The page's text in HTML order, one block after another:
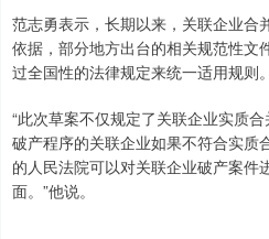
范志勇表示，长期以来，关联企业合
依据，部分地方出台的相关规范性文
过全国性的法律规定来统一适用规则。
“此次草案不仅规定了关联企业实质
破产程序的关联企业如果不符合实质
的人民法院可以对关联企业破产案件
面。”他说。